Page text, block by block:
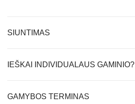
SIUNTIMAS
IEŠKAI INDIVIDUALAUS GAMINIO?
GAMYBOS TERMINAS